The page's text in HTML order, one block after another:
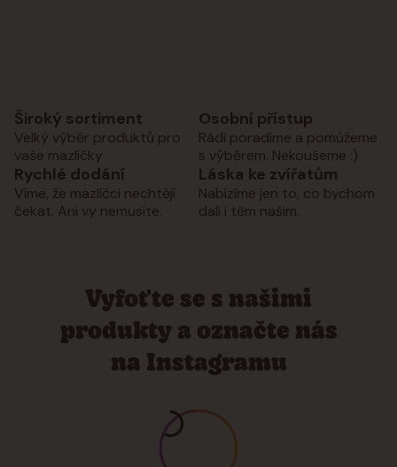
Široký sortiment
Velký výběr produktů pro
vaše mazlíčky
Osobní přístup
Rádi poradíme a pomůžeme
s výběrem. Nekoušeme :)
Rychlé dodání
Víme, že mazlíčci nechtějí
čekat. Ani vy nemusíte.
Láska ke zvířatům
Nabízíme jen to, co bychom
dali i těm našim.
Vyfoťte se s našimi
produkty a označte nás
na Instagramu